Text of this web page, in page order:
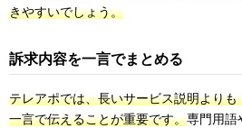
きやすいでしょう。
訴求内容を一言でまとめる
テレアポでは、長いサービス説明より
一言で伝えることが重要です。専門用語